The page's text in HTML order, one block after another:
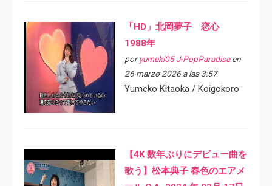
「HD」北岡夢子 恋心
1988年
por yumeki05 J-PopParadiseen
26 marzo 2026 a las 3:57
Yumeko Kitaoka / Koigokoro
【4K 数年ぶりにデビュー曲を
歌う】松本典子 春色のエアメ